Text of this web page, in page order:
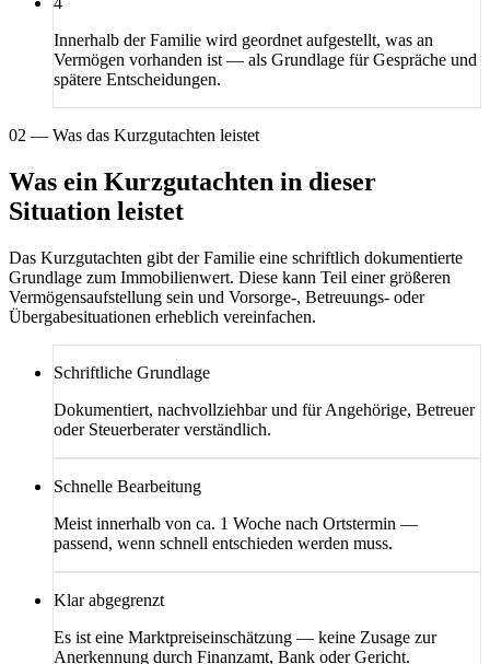
Innerhalb der Familie wird geordnet aufgestellt, was an
Vermögen vorhanden ist — als Grundlage für Gespräche und
spätere Entscheidungen.
02 — Was das Kurzgutachten leistet
Was ein Kurzgutachten in dieser
Situation leistet
Das Kurzgutachten gibt der Familie eine schriftlich dokumentierte
Grundlage zum Immobilienwert. Diese kann Teil einer größeren
Vermögensaufstellung sein und Vorsorge-, Betreuungs- oder
Übergabesituationen erheblich vereinfachen.
Schriftliche Grundlage
Dokumentiert, nachvollziehbar und für Angehörige, Betreuer
oder Steuerberater verständlich.
Schnelle Bearbeitung
Meist innerhalb von ca. 1 Woche nach Ortstermin —
passend, wenn schnell entschieden werden muss.
Klar abgegrenzt
Es ist eine Marktpreiseinschätzung — keine Zusage zur
Anerkennung durch Finanzamt, Bank oder Gericht.